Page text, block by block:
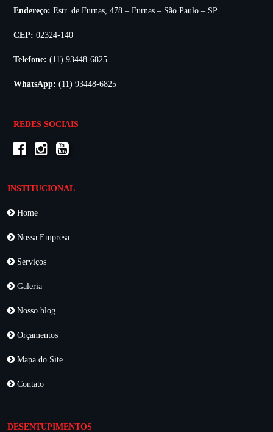
Endereço: Estr. de Furnas, 478 – Furnas – São Paulo – SP
CEP: 02324-140
Telefone: (11) 93448-6825
WhatsApp: (11) 93448-6825
REDES SOCIAIS
INSTITUCIONAL
Home
Nossa Empresa
Serviços
Galeria
Nosso blog
Orçamentos
Mapa do Site
Contato
DESENTUPIMENTOS